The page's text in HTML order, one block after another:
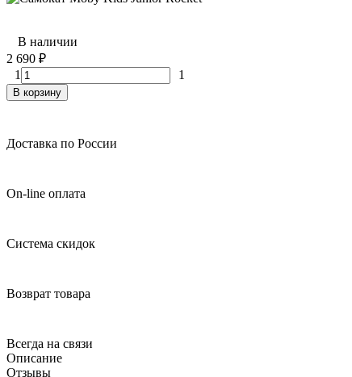
В наличии
2 690 ₽
1
1
В корзину
Доставка по России
On-line оплата
Система скидок
Возврат товара
Всегда на связи
Описание
Отзывы